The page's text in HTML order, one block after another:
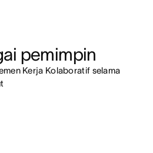
pemimpin
Kerja Kolaboratif selama